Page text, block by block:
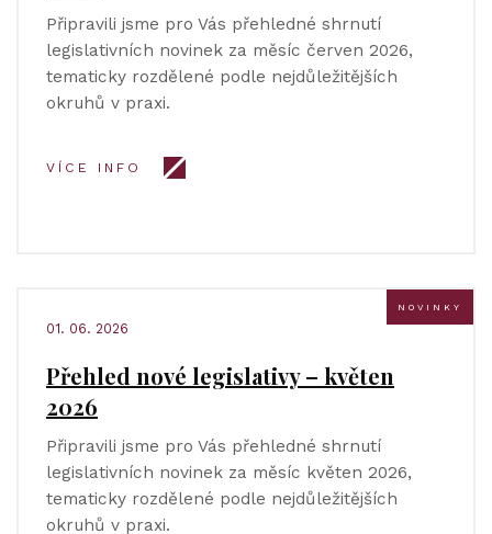
Připravili jsme pro Vás přehledné shrnutí
legislativních novinek za měsíc červen 2026,
tematicky rozdělené podle nejdůležitějších
okruhů v praxi.
VÍCE INFO
NOVINKY
01. 06. 2026
Přehled nové legislativy – květen
2026
Připravili jsme pro Vás přehledné shrnutí
legislativních novinek za měsíc květen 2026,
tematicky rozdělené podle nejdůležitějších
okruhů v praxi.